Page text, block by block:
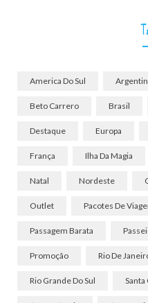
America Do Sul
Beto Carrero Brasil
Destaque Europa
França Ilha Da Magia
Natal Nordeste
Outlet Pacotes De
Passagem Barata
Promoção Rio De
Rio Grande Do Sul Santa